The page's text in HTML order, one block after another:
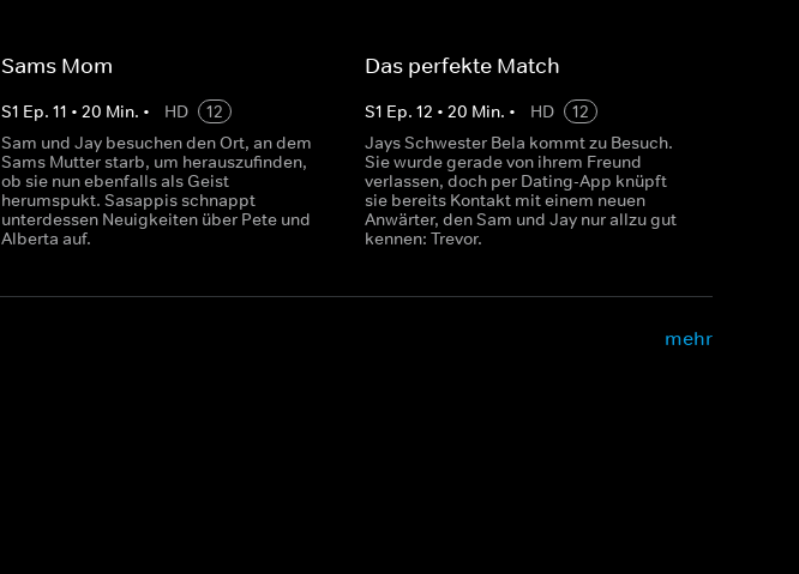
Sams Mom
S1 Ep. 11 • 20 Min. • HD
12
Sam und Jay besuchen den Ort, an dem
Sams Mutter starb, um herauszufinden,
ob sie nun ebenfalls als Geist
herumspukt. Sasappis schnappt
unterdessen Neuigkeiten über Pete und
Alberta auf.
Das perfekte Match
S1 Ep. 12 • 20 Min. • HD
12
Jays Schwester Bela kommt zu Besuch.
Sie wurde gerade von ihrem Freund
verlassen, doch per Dating-App knüpft
sie bereits Kontakt mit einem neuen
Anwärter, den Sam und Jay nur allzu gut
kennen: Trevor.
mehr